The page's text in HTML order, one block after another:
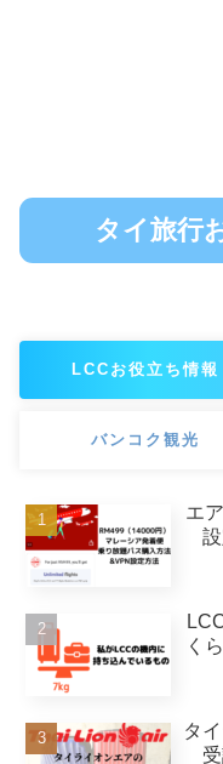
タイ旅行
LCCお役立ち情報
バンコク観光
エ
く
タ